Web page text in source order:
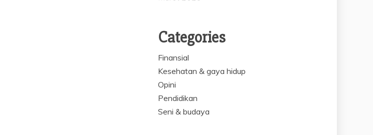
Categories
Finansial
Kesehatan & gaya hidup
Opini
Pendidikan
Seni & budaya